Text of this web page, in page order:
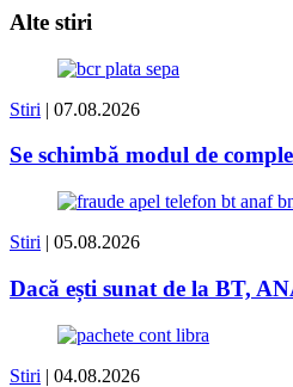
Alte stiri
Stiri | 07.08.2026
Se schimbă modul de
Stiri | 05.08.2026
Dacă ești sunat de la BT,
Stiri | 04.08.2026